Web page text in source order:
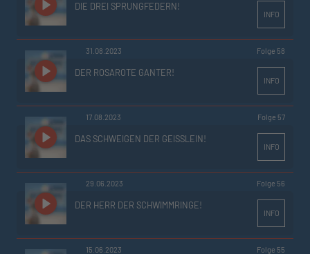
DIE DREI SPRUNGFEDERN!
INFO
31.08.2023 Folge 58
DER ROSAROTE GANTER!
INFO
17.08.2023 Folge 57
DAS SCHWEIGEN DER GEISSLEIN!
INFO
29.06.2023 Folge 56
DER HERR DER SCHWIMMRINGE!
INFO
15.06.2023 Folge 55